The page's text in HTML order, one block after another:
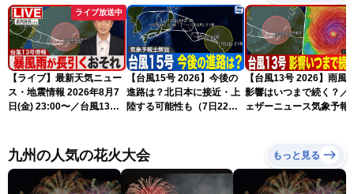
ライブ放送中
【ライブ】最新天気ニュー
ス・地震情報 2026年8月7
日(金) 23:00〜／台風13号
【台風15号 2026】今後の
進路は？北日本に接近・上
陸する可能性も（7日22時
【台風13号 2026】雨風
影響はいつまで続く？／
ェザーニュース気象予報
九州の人気の花火大会 もっと見る